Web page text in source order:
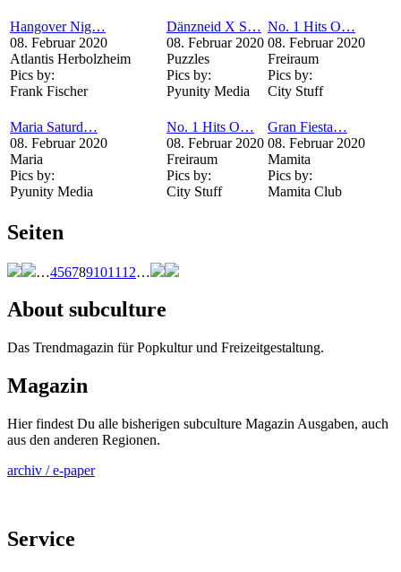
Hangover Nig…
08. Februar 2020
Atlantis Herbolzheim
Pics by:
Frank Fischer
Dänzneid X S…
08. Februar 2020
Puzzles
Pics by:
Pyunity Media
No. 1 Hits O…
08. Februar 2020
Freiraum
Pics by:
City Stuff
Maria Saturd…
08. Februar 2020
Maria
Pics by:
Pyunity Media
No. 1 Hits O…
08. Februar 2020
Freiraum
Pics by:
City Stuff
Gran Fiesta…
08. Februar 2020
Mamita
Pics by:
Mamita Club
Seiten
…4567891011 12…
About subculture
Das Trendmagazin für Popkultur und Freizeitgestaltung.
Magazin
Hier findest Du alle bisherigen subculture Magazin Ausgaben, auch
aus den anderen Regionen.
archiv / e-paper
Service